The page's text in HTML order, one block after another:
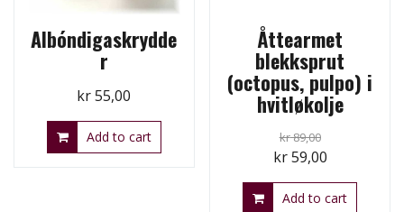
Albóndigaskrydde
r
kr55,00
Add to cart
Åttearmet
blekksprut
(octopus, pulpo) i
hvitløkolje
kr89,00
Original
price
was:
kr59,00Current
price
is:
Add to cart